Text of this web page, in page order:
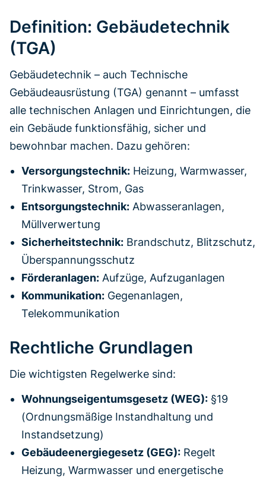
Definition: Gebäudetechnik
(TGA)
Gebäudetechnik – auch Technische
Gebäudeausrüstung (TGA) genannt – umfasst
alle technischen Anlagen und Einrichtungen, die
ein Gebäude funktionsfähig, sicher und
bewohnbar machen. Dazu gehören:
Versorgungstechnik: Heizung, Warmwasser,
Trinkwasser, Strom, Gas
Entsorgungstechnik: Abwasseranlagen,
Müllverwertung
Sicherheitstechnik: Brandschutz, Blitzschutz,
Überspannungsschutz
Förderanlagen: Aufzüge, Aufzuganlagen
Kommunikation: Gegenanlagen,
Telekommunikation
Rechtliche Grundlagen
Die wichtigsten Regelwerke sind:
Wohnungseigentumsgesetz (WEG): §19
(Ordnungsmäßige Instandhaltung und
Instandsetzung)
Gebäudeenergiegesetz (GEG): Regelt
Heizung, Warmwasser und energetische